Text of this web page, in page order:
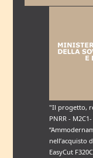
"Il progetto,
PNRR -
nell’acquisto
EasyCut